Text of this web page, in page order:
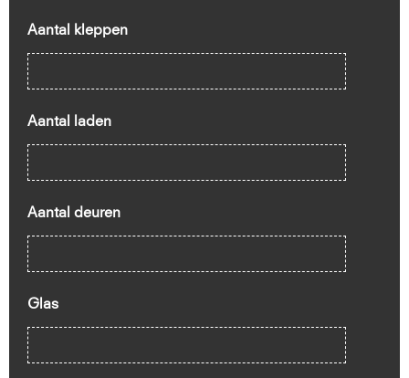
Aantal kleppen
Aantal laden
Aantal deuren
Glas